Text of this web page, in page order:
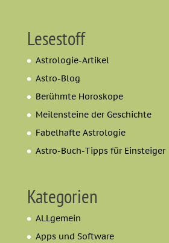
Lesestoff
Astrologie-Artikel
Astro-Blog
Berühmte Horoskope
Meilensteine der Geschichte
Fabelhafte Astrologie
Astro-Buch-Tipps für Einsteiger
Kategorien
ALLgemein
Apps und Software